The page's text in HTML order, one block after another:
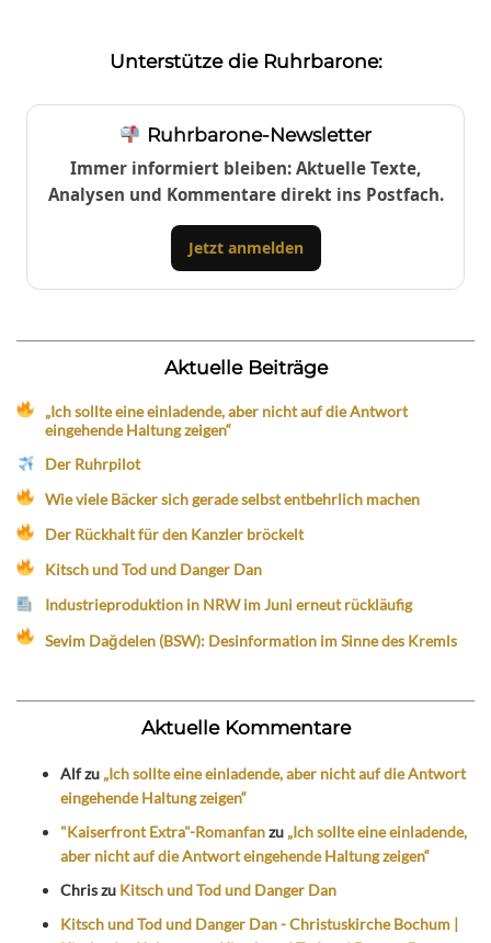
Unterstütze die Ruhrbarone:
Ruhrbarone-Newsletter
Immer informiert bleiben: Aktuelle Texte,
Analysen und Kommentare direkt ins Postfach.
Jetzt anmelden
Aktuelle Beiträge
„Ich sollte eine einladende, aber nicht auf die Antwort
eingehende Haltung zeigen“
Der Ruhrpilot
Wie viele Bäcker sich gerade selbst entbehrlich machen
Der Rückhalt für den Kanzler bröckelt
Kitsch und Tod und Danger Dan
Industrieproduktion in NRW im Juni erneut rückläufig
Sevim Dağdelen (BSW): Desinformation im Sinne des Kremls
Aktuelle Kommentare
Alfzu „Ich sollte eine einladende, aber nicht auf die Antwort
eingehende Haltung zeigen“
"Kaiserfront Extra"-Romanfanzu „Ich sollte eine einladende,
aber nicht auf die Antwort eingehende Haltung zeigen“
Chriszu Kitsch und Tod und Danger Dan
Kitsch und Tod und Danger Dan - Christuskirche Bochum |